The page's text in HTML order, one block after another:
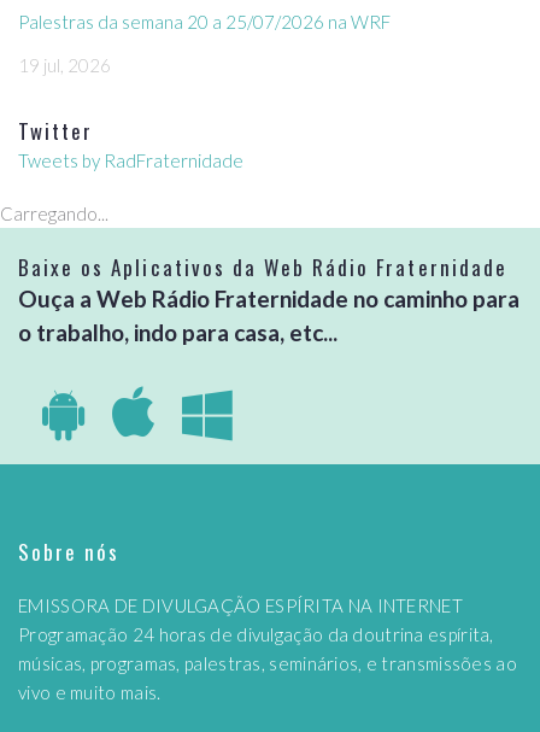
Palestras da semana 20 a 25/07/2026 na WRF
19 jul, 2026
Twitter
Tweets by RadFraternidade
Carregando...
Baixe os Aplicativos da Web Rádio Fraternidade
Ouça a Web Rádio Fraternidade no caminho para
o trabalho, indo para casa, etc...
Sobre nós
EMISSORA DE DIVULGAÇÃO ESPÍRITA NA INTERNET
Programação 24 horas de divulgação da doutrina espírita,
músicas, programas, palestras, seminários, e transmissões ao
vivo e muito mais.